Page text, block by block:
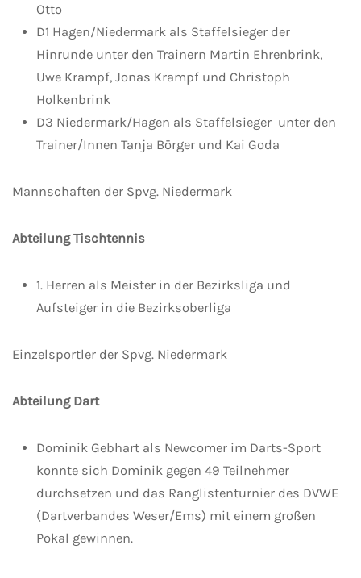
Otto
D1 Hagen/Niedermark als Staffelsieger der
Hinrunde unter den Trainern Martin Ehrenbrink,
Uwe Krampf, Jonas Krampf und Christoph
Holkenbrink
D3 Niedermark/Hagen als Staffelsieger unter den
Trainer/Innen Tanja Börger und Kai Goda
Mannschaften der Spvg. Niedermark
Abteilung Tischtennis
1. Herren als Meister in der Bezirksliga und
Aufsteiger in die Bezirksoberliga
Einzelsportler der Spvg. Niedermark
Abteilung Dart
Dominik Gebhart als Newcomer im Darts-Sport
konnte sich Dominik gegen 49 Teilnehmer
durchsetzen und das Ranglistenturnier des DVWE
(Dartverbandes Weser/Ems) mit einem großen
Pokal gewinnen.